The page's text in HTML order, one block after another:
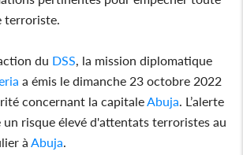
terroriste.
du DSS , la mission diplomatique
a émis le dimanche 23 octobre 2022
concernant la capitale Abuja . L’alerte
un risque élevé d'attentats terroristes au
à Abuja